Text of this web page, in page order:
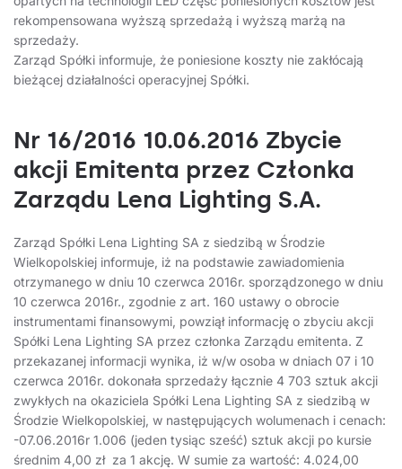
rekompensowana wyższą sprzedażą i wyższą marżą na
sprzedaży.
Zarząd Spółki informuje, że poniesione koszty nie zakłócają
bieżącej działalności operacyjnej Spółki.
Nr 16/2016 10.06.2016 Zbycie
akcji Emitenta przez Członka
Zarządu Lena Lighting S.A.
Zarząd Spółki Lena Lighting SA z siedzibą w Środzie
Wielkopolskiej informuje, iż na podstawie zawiadomienia
otrzymanego w dniu 10 czerwca 2016r. sporządzonego w dniu
10 czerwca 2016r., zgodnie z art. 160 ustawy o obrocie
instrumentami finansowymi, powziął informację o zbyciu akcji
Spółki Lena Lighting SA przez członka Zarządu emitenta. Z
przekazanej informacji wynika, iż w/w osoba w dniach 07 i 10
czerwca 2016r. dokonała sprzedaży łącznie 4 703 sztuk akcji
zwykłych na okaziciela Spółki Lena Lighting SA z siedzibą w
Środzie Wielkopolskiej, w następujących wolumenach i cenach:
-07.06.2016r 1.006 (jeden tysiąc sześć) sztuk akcji po kursie
średnim 4,00 zł za 1 akcję. W sumie za wartość: 4.024,00